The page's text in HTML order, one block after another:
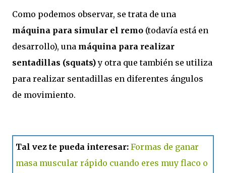
Como podemos observar, se trata de una
máquina para simular el remo (todavía está en
desarrollo), una máquina para realizar
sentadillas (squats)y otra que también se utiliza
para realizar sentadillas en diferentes ángulos
de movimiento.
Tal vez te pueda interesar: Formas de ganar
masa muscular rápido cuando eres muy flaco o